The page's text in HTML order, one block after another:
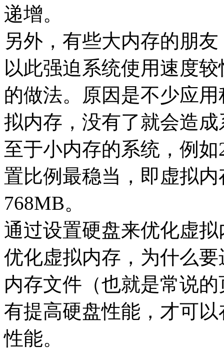
递增。
另外，有些大内存的朋
以此强迫系统使用速度
的做法。原因是不少应
拟内存，没有了就会造
至于小内存的系统，例
置比例最稳当，即虚拟
768MB。
通过设置硬盘来优化虚拟
优化虚拟内存，为什么
内存文件（也就是常说
有提高硬盘性能，才可
性能。